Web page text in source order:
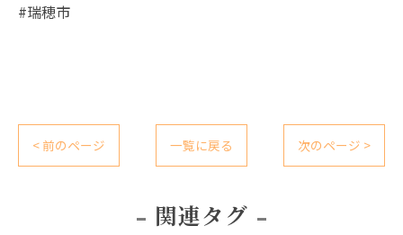
#瑞穂市
< 前のページ 一覧に戻る 次のページ >
関連タグ